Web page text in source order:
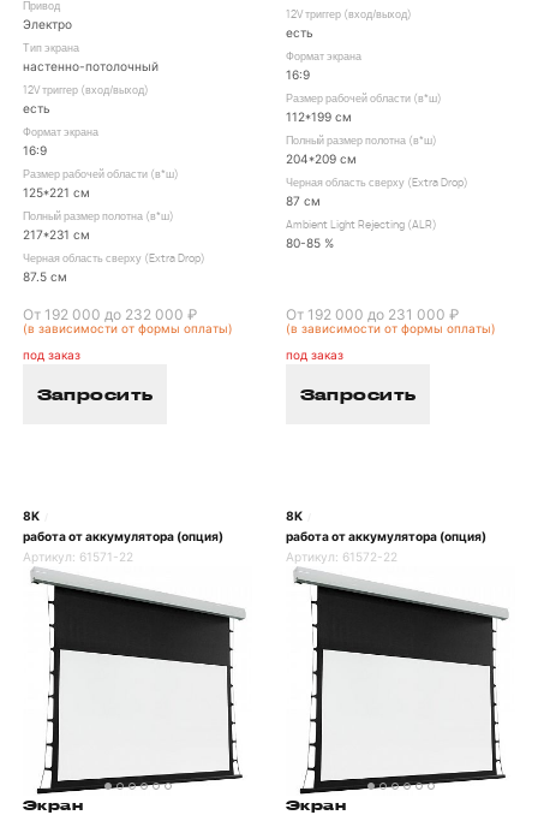
Привод
Электро
Тип экрана
настенно-потолочный
12V триггер (вход/выход)
есть
Формат экрана
16:9
Размер рабочей области (в*ш)
125*221 см
Полный размер полотна (в*ш)
217*231 см
Черная область сверху (Extra Drop)
87.5 см
От 192 000 до 232 000 ₽
(в зависимости от формы оплаты)
под заказ
Запросить
12V триггер (вход/выход)
есть
Формат экрана
16:9
Размер рабочей области (в*ш)
112*199 см
Полный размер полотна (в*ш)
204*209 см
Черная область сверху (Extra Drop)
87 см
Ambient Light Rejecting (ALR)
80-85 %
От 192 000 до 231 000 ₽
(в зависимости от формы оплаты)
под заказ
Запросить
8K
работа от аккумулятора (опция)
Артикул: 61571-22
Экран
8K
работа от аккумулятора (опция)
Артикул: 61572-22
Экран